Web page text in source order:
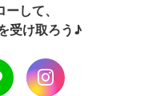
して、
受け取ろう♪